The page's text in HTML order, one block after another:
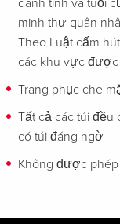
danh tính và tuổi
minh thư quân
Theo Luật cấm
các khu vực
Trang phục che
Tất cả các túi đều
có túi đáng ngờ
Không được